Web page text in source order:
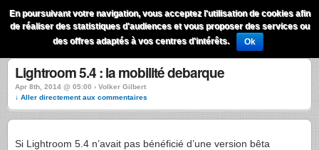
QuestionsPhoto Menu
Lightroom 5.4 : la mobilité debarque
Apr 8th, 2014 @ 05:00 › Volker Gilbert
↓ Aller directement aux commentaires
Si Lightroom 5.4 n’avait pas bénéficié d’une version bêta
En poursuivant votre navigation, vous acceptez l'utilisation de cookies afin
de réaliser des statistiques d'audiences et vous proposer des services ou
des offres adaptés à vos centres d'intérêts.
Ok